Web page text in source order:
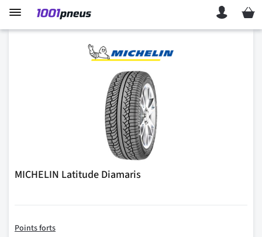
Mon
MICHELIN Latitude Diamaris
Points forts